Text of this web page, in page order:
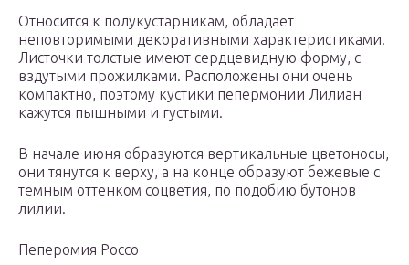
Относится к полукустарникам, обладает
неповторимыми декоративными характеристиками.
Листочки толстые имеют сердцевидную форму, с
вздутыми прожилками. Расположены они очень
компактно, поэтому кустики пепермонии Лилиан
кажутся пышными и густыми.
В начале июня образуются вертикальные цветоносы,
они тянутся к верху, а на конце образуют бежевые с
темным оттенком соцветия, по подобию бутонов
лилии.
Пеперомия Россо